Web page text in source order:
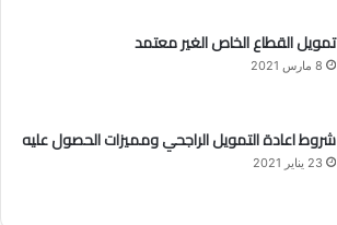
تمويل القطاع الخاص الغير معتمد
8 مارس 2021
شروط اعادة التمويل الراجحي ومميزات الحصول عليه
23 يناير 2021